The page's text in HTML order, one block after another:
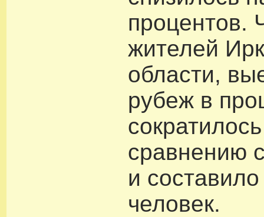
процентов.
жителей
области,
рубеж в
сравнению
и
человек.